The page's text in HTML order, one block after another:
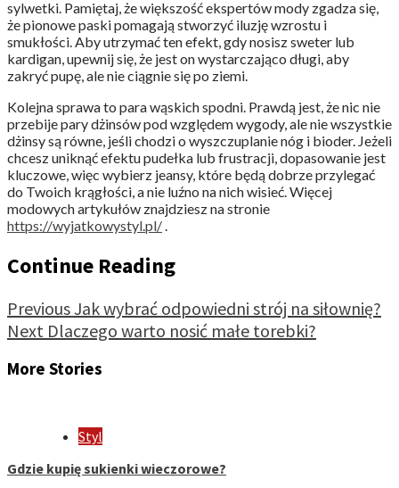
sylwetki. Pamiętaj, że większość ekspertów mody zgadza się,
że pionowe paski pomagają stworzyć iluzję wzrostu i
smukłości. Aby utrzymać ten efekt, gdy nosisz sweter lub
kardigan, upewnij się, że jest on wystarczająco długi, aby
zakryć pupę, ale nie ciągnie się po ziemi.
Kolejna sprawa to para wąskich spodni. Prawdą jest, że nic nie
przebije pary dżinsów pod względem wygody, ale nie wszystkie
dżinsy są równe, jeśli chodzi o wyszczuplanie nóg i bioder. Jeżeli
chcesz uniknąć efektu pudełka lub frustracji, dopasowanie jest
kluczowe, więc wybierz jeansy, które będą dobrze przylegać
do Twoich krągłości, a nie luźno na nich wisieć. Więcej
modowych artykułów znajdziesz na stronie
https://wyjatkowystyl.pl/.
Continue Reading
PreviousJak wybrać odpowiedni strój na siłownię?
Next Dlaczego warto nosić małe torebki?
More Stories
Styl
Gdzie kupię sukienki wieczorowe?